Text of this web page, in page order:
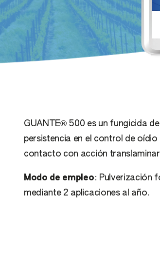
Cucurbitáceas de piel
comestible
Judías, guisantes y
habas verdes
Tomate, berenjena y
pimiento
GUANTE® 500 es un fungicida
persistencia en el control de
contacto con acción
Modo de empleo: Pulverización
mediante 2 aplicaciones al año.